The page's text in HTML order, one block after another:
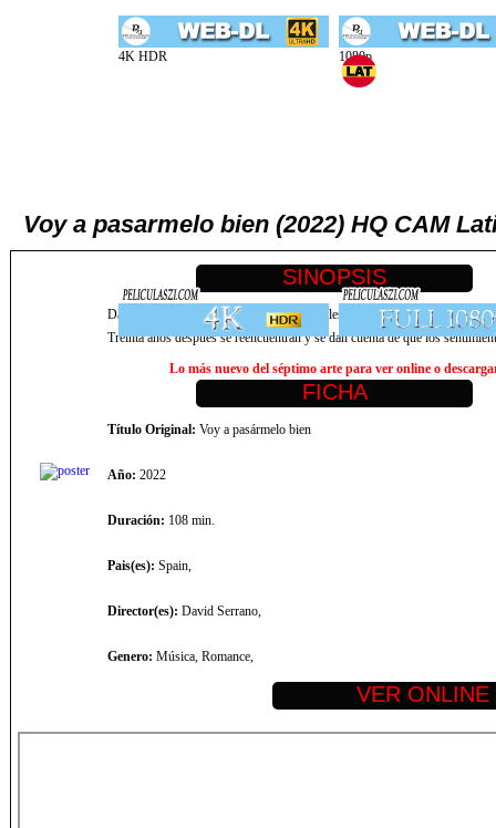
Voy a pasarmelo bien (2022) HQ CAM
David y Layla, dos adolescentes a los que les gusta mucho «Hombres
Treinta años después se reencuentran y se dan cuenta de que los
Lo más nuevo del séptimo arte para ver online o
Título Original: Voy a pasármelo bien
Año: 2022
Duración: 108 min.
Pais(es): Spain,
Director(es): David Serrano,
Genero: Música, Romance,